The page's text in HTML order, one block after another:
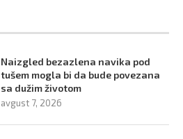
Naizgled bezazlena navika pod
tušem mogla bi da bude povezana
sa dužim životom
avgust 7, 2026